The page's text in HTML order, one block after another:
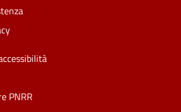
PNRR